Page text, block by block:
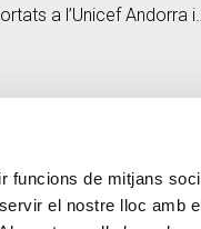
funcions de mitjans
el nostre lloc amb
a l’Unicef Andorra i
MÉS CREAND